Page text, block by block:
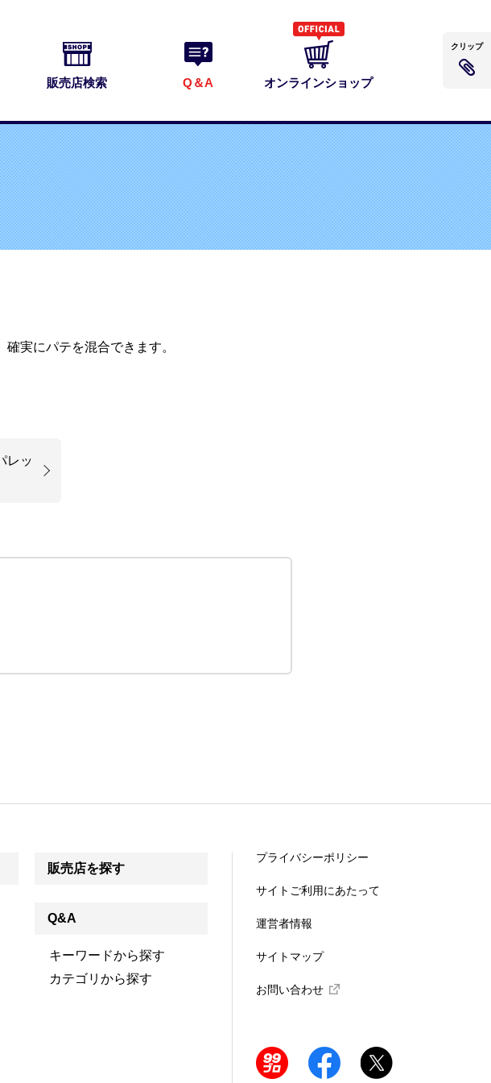
販売店検索 Q＆A オンラインショップ
実にパテを混合できます。
レッ
販売店を探す
Q&A
キーワードから探す
カテゴリから探す
プライバシーポリシー
サイトご利用にあたって
運営者情報
サイトマップ
お問い合わせ
クリップ